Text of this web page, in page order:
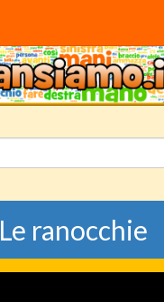
Le ranocchie